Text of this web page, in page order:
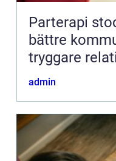
Parterapi
bättre
tryggare
admin